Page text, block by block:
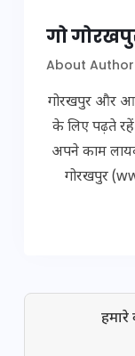
गो
About Author
गोरखपुर और
के लिए पढ़ते
अपने काम
गोरखपुर